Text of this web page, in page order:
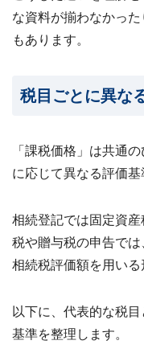
✉
メー
ォー
ら ›
📞
の無
料査
定
408 ／
9:00〜
18:00
資料
ード
（無
料）
な資料が揃わなかっ
もあります。
税目ごとに異な
「課税価格」は共通
に応じて異なる評価基
相続登記では固定資
税や贈与税の申告で
相続税評価額を用いる
以下に、代表的な税
基準を整理します。